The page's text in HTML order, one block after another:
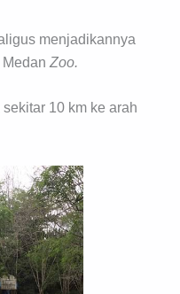
menjadikannya
Zoo.
10 km ke arah